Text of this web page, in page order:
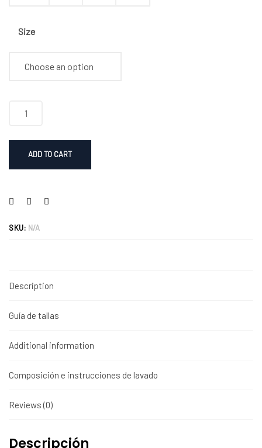
Size
ADD TO CART
SKU: N/A
Description
Guía de tallas
Additional information
Composición e instrucciones de lavado
Reviews (0)
Descripción